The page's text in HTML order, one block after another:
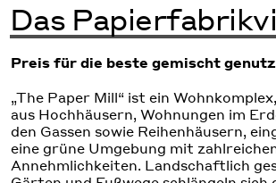
Das
Preis für die beste gemischt
„The Paper Mill“ ist ein
aus Hochhäusern, Wohnungen im
den Gassen sowie Reihenhäusern,
eine grüne Umgebung mit
Annehmlichkeiten. Landschaftlich